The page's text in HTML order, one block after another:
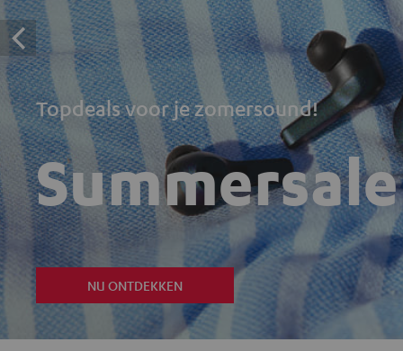
Topdeals voor je zomersound!
Summersale
NU ONTDEKKEN